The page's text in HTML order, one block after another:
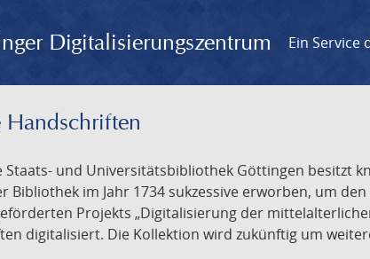
Digitalisierungszentrum Ein Service
Staats- und Universitätsbibliothek Göttingen besitzt
Bibliothek im Jahr 1734 sukzessive erworben, um
Projekts „Digitalisierung der
digitalisiert. Die Kollektion wird zukünftig um